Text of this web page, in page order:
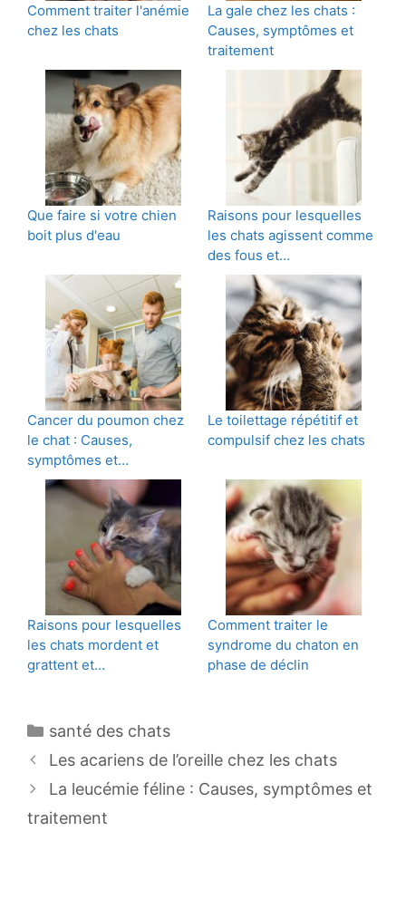
Comment traiter l'anémie
chez les chats
La gale chez les chats :
Causes, symptômes et
traitement
Que faire si votre chien
boit plus d'eau
Raisons pour lesquelles
les chats agissent comme
des fous et…
Cancer du poumon chez
le chat : Causes,
symptômes et…
Le toilettage répétitif et
compulsif chez les chats
Raisons pour lesquelles
les chats mordent et
grattent et…
Comment traiter le
syndrome du chaton en
phase de déclin
Catégories
santé des chats
Navigation
des
Les acariens de l’oreille chez les chats
La leucémie féline : Causes, symptômes et
traitement